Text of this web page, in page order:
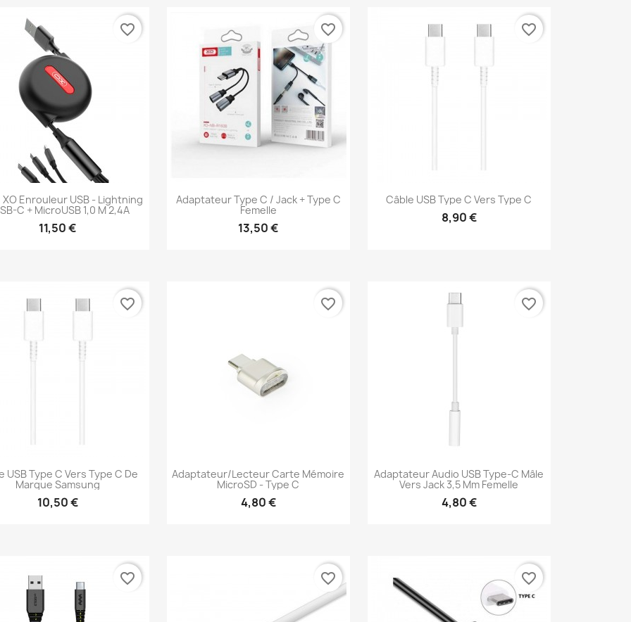
Enrouleur USB - Lightning
C + MicroUSB 1,0 M 2,4A
11,50 €
favorite_border
Adaptateur Type C / Jack + Type C
Femelle
13,50 €
favorite_border
Câble USB Type C Vers Type C
8,90 €
favorite_border
USB Type C Vers Type C De
Marque Samsung
10,50 €
favorite_border
Adaptateur/lecteur Carte Mémoire
MicroSD - Type C
4,80 €
favorite_border
Adaptateur Audio USB Type-C Mâle
Vers Jack 3,5 Mm Femelle
4,80 €
favorite_border
favorite_border favorite_border favorite_border